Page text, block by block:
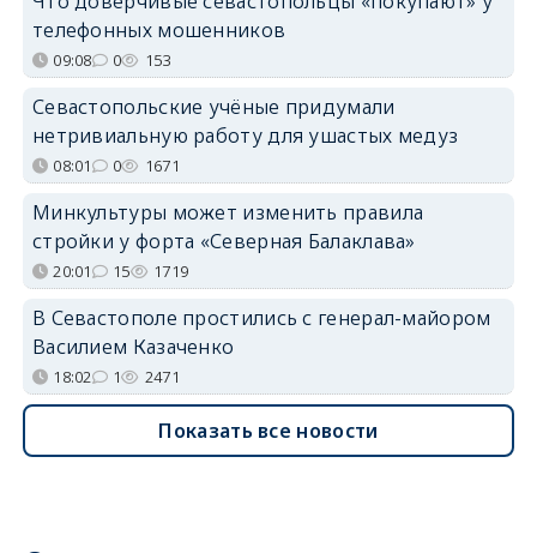
телефонных мошенников
09:08 0 153
Севастопольские учёные придумали
нетривиальную работу для ушастых медуз
08:01 0 1671
Минкультуры может изменить правила
стройки у форта «Северная Балаклава»
20:01 15 1719
В Севастополе простились с генерал-майором
Василием Казаченко
18:02 1 2471
Показать все новости